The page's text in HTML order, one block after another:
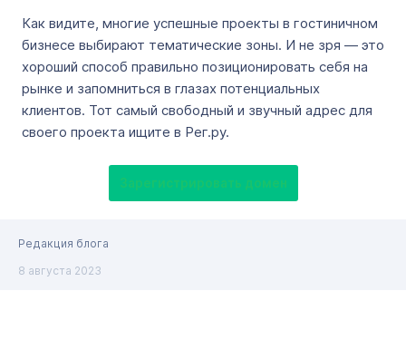
Как видите, многие успешные проекты в гостиничном
бизнесе выбирают тематические зоны. И не зря — это
хороший способ правильно позиционировать себя на
рынке и запомниться в глазах потенциальных
клиентов. Тот самый свободный и звучный адрес для
своего проекта ищите в Рег.ру.
Зарегистрировать домен
Редакция блога
8 августа 2023